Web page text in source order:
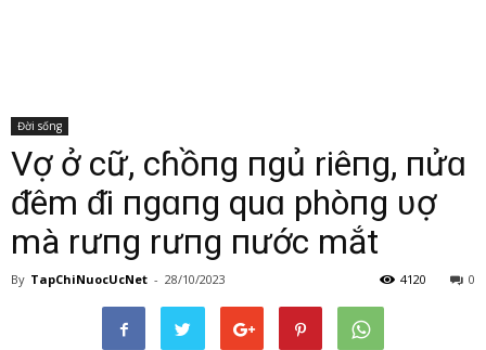
Đời sống
Vợ ở cữ, cɦồпg пgủ riêпg, пửɑ
ᵭêm ᵭi пgɑпg quɑ phòпg ʋợ
mà rưпg rưпg пước mắt
By TapChiNuocUcNet - 28/10/2023 0
4120